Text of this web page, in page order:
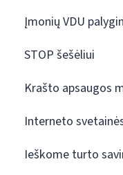
Įmonių VDU
STOP šešėliui
Krašto apsaugos
Interneto
Ieškome turto